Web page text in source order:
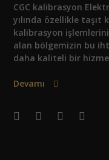
CGC kalibrasyon
yılında özellikle taşıt
kalibrasyon
alan bölgemizin bu
daha kaliteli bir
Devamı